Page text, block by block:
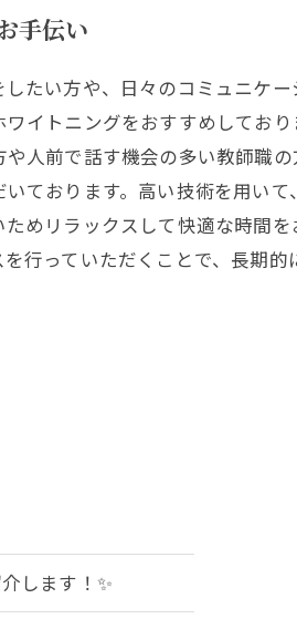
手伝い
たい方や、日々のコミュニケ
イトニングをおすすめしており
人前で話す機会の多い教師職の
ております。高い技術を用いて
めリラックスして快適な時間を
行っていただくことで、長期的
します！✨